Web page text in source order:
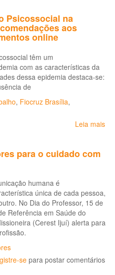
Psicossocial na
aos
online
têm um
com as características da
dessa epidemia destaca-se:
de
, Fiocruz Brasília,
Leia mais
para o cuidado com
humana é
única de cada pessoa,
No Dia do Professor, 15 de
Referência em Saúde do
(Cerest Ijuí) alerta para
separa postar comentários